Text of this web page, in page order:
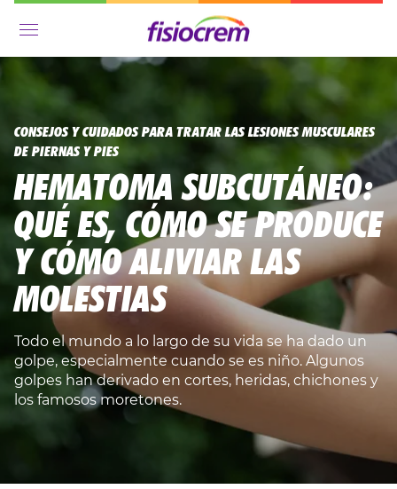
Menú
CONSEJOS Y CUIDADOS PARA TRATAR LAS LESIONES MUSCULARES
DE PIERNAS Y PIES
HEMATOMA SUBCUTÁNEO:
QUÉ ES, CÓMO SE PRODUCE
Y CÓMO ALIVIAR LAS
MOLESTIAS
Todo el mundo a lo largo de su vida se ha dado un
golpe, especialmente cuando se es niño. Algunos
golpes han derivado en cortes, heridas, chichones y
los famosos moretones.